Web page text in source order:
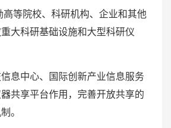
等院校、科研机构、企业和其他
大科研基础设施和大型科研仪
中心、国际创新产业信息服务
共享平台作用，完善开放共享的
。